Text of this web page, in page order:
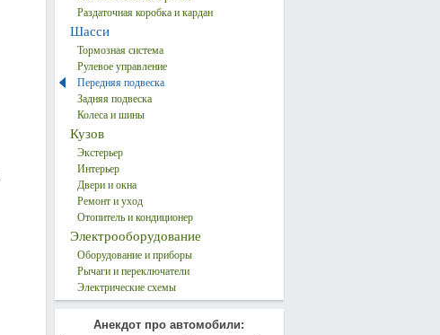
Раздаточная коробка и кардан
Шасси
Тормозная система
Рулевое управление
Передняя подвеска
Задняя подвеска
Колеса и шины
Кузов
Экстерьер
Интерьер
Двери и окна
Ремонт и уход
Отопитель и кондиционер
Электрооборудование
Оборудование и приборы
Рычаги и переключатели
Электрические схемы
Анекдот про автомобили: